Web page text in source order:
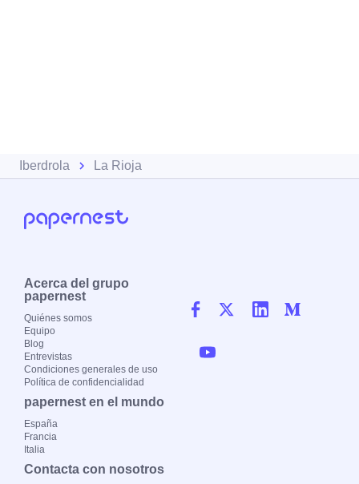
Iberdrola La Rioja
Acerca del grupo
papernest
Quiénes somos
Equipo
Blog
Entrevistas
Condiciones generales de uso
Política de confidencialidad
papernest en el mundo
España
Francia
Italia
Contacta con nosotros